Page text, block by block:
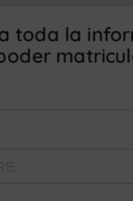
a toda la